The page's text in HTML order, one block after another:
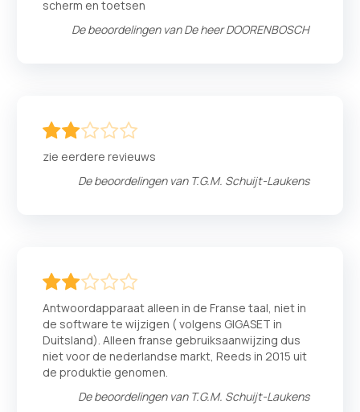
scherm en toetsen
De beoordelingen vanDe heer DOORENBOSCH
zie eerdere revieuws
De beoordelingen van T.G.M. Schuijt-Laukens
Antwoordapparaat alleen in de Franse taal, niet in
de software te wijzigen ( volgens GIGASET in
Duitsland). Alleen franse gebruiksaanwijzing dus
niet voor de nederlandse markt, Reeds in 2015 uit
de produktie genomen.
De beoordelingen van T.G.M. Schuijt-Laukens